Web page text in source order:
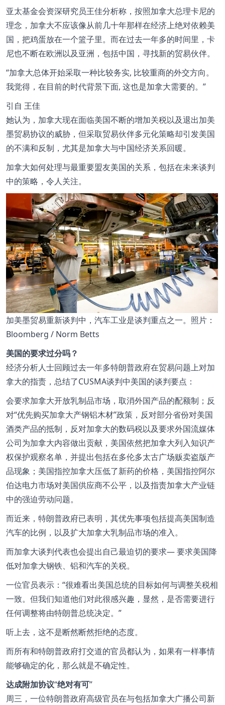
亚太基金会资深研究员王佳分析称，按照加拿大总理卡尼的
理念，加拿大不应该像从前几十年那样在经济上绝对依赖美
国，把鸡蛋放在一个篮子里。而在过去一年多的时间里，卡
尼也不断在欧洲以及亚洲，包括中国，寻找新的贸易伙伴。
加拿大总体开始采取一种比较务实, 比较重商的外交方向。
我觉得，在目前的时代背景下面, 这也是加拿大需要的。
引自 王佳
她认为，加拿大现在面临美国不断的增加关税以及退出加美
墨贸易协议的威胁，但采取贸易伙伴多元化策略却引发美国
的不满和反制，尤其是加拿大与中国经济关系回暖。
加拿大如何处理与最重要盟友美国的关系，包括在未来谈判
中的策略，令人关注。
加美墨贸易重新谈判中，汽车工业是谈判重点之一。照片：
Bloomberg / Norm Betts
美国的要求过分吗？
经济分析人士回顾过去一年多特朗普政府在贸易问题上对加
拿大的指责，总结了CUSMA谈判中美国的谈判要点：
会要求加拿大开放乳制品市场，取消外国产品的配额制；反
对 优先购买加拿大产钢铝木材 政策，反对部分省份对美国
酒类产品的抵制，反对加拿大的数码税以及要求外国流媒体
公司为加拿大内容做出贡献，美国依然把加拿大列入知识产
权保护观察名单，并提出包括在多伦多太古广场贩卖盗版产
品现象；美国指控加拿大压低了新药的价格，美国指控阿尔
伯达电力市场对美国供应商不公平，以及指责加拿大产业链
中的强迫劳动问题。
而近来，特朗普政府已表明，其优先事项包括提高美国制造
汽车的比例，以及扩大加拿大乳制品市场的准入。
而加拿大谈判代表也会提出自己最迫切的要求— 要求美国降
低对加拿大钢铁、铝和汽车的关税。
一位官员表示： 很难看出美国总统的目标如何与调整关税相
一致。但我们知道他们对此很感兴趣，显然，是否需要进行
任何调整将由特朗普总统决定。
听上去，这不是断然断然拒绝的态度。
而所有和特朗普政府打交道的官员都认为，如果有一样事情
能够确定的化，那么就是不确定性。
达成附加协议 绝对有可
周三，一位特朗普政府高级官员在与包括加拿大广播公司新